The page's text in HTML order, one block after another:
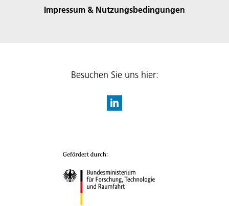
Impressum & Nutzungsbedingungen
Besuchen Sie uns hier: